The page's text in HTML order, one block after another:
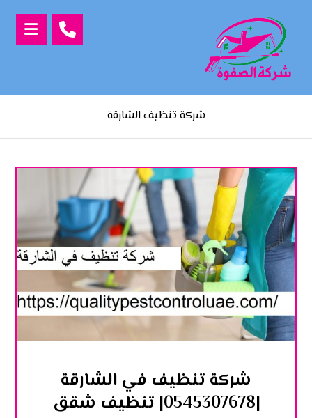
شركة تنظيف الشارقة
شركة تنظيف في الشارقة
|0545307678| تنظيف شقق